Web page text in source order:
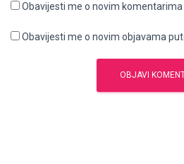
Obavijesti me o novim
Obavijesti me o novim objavama